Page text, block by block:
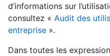
d’informations sur
consultez « Audit des
entreprise ».
Dans toutes les